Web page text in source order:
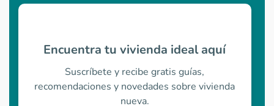
Encuentra tu vivienda ideal aquí
Suscríbete y recibe gratis guías,
recomendaciones y novedades sobre vivienda
nueva.